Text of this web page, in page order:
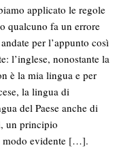
applicato le regole
qualcuno fa un errore
per l’appunto così
l’inglese, nonostante la
è la mia lingua e per
la lingua di
del Paese anche di
un principio
modo evidente […].